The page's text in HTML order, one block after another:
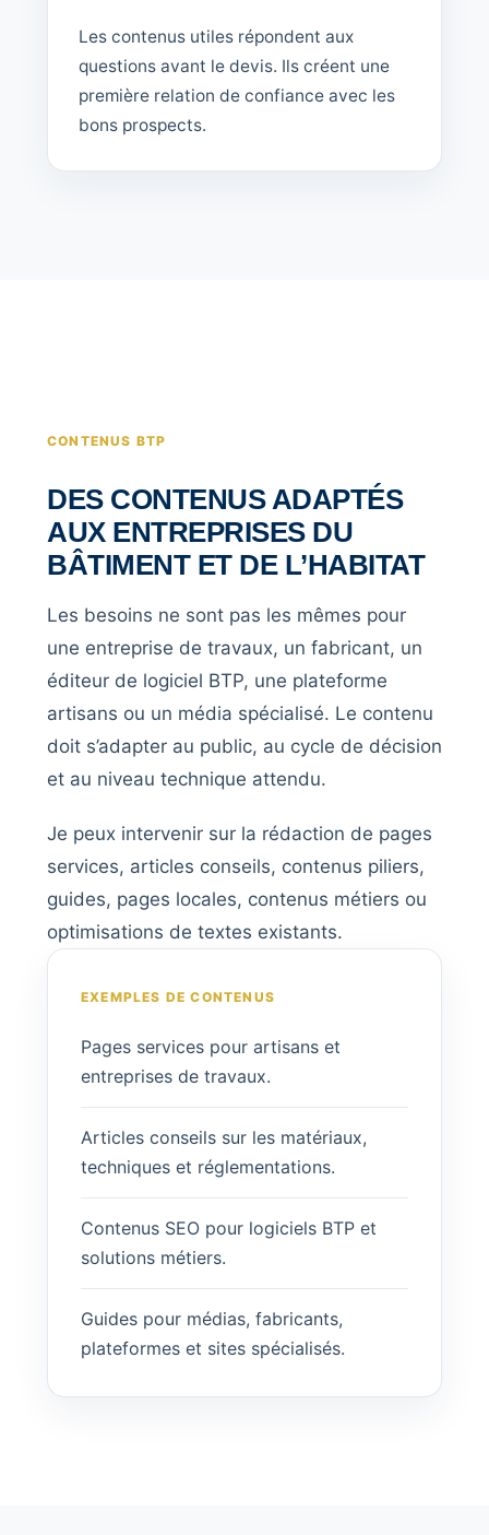
Les contenus utiles répondent aux
questions avant le devis. Ils créent une
première relation de confiance avec les
bons prospects.
CONTENUS BTP
DES CONTENUS ADAPTÉS
AUX ENTREPRISES DU
BÂTIMENT ET DE L’HABITAT
Les besoins ne sont pas les mêmes pour
une entreprise de travaux, un fabricant, un
éditeur de logiciel BTP, une plateforme
artisans ou un média spécialisé. Le contenu
doit s’adapter au public, au cycle de décision
et au niveau technique attendu.
Je peux intervenir sur la rédaction de pages
services, articles conseils, contenus piliers,
guides, pages locales, contenus métiers ou
optimisations de textes existants.
EXEMPLES DE CONTENUS
Pages services pour artisans et
entreprises de travaux.
Articles conseils sur les matériaux,
techniques et réglementations.
Contenus SEO pour logiciels BTP et
solutions métiers.
Guides pour médias, fabricants,
plateformes et sites spécialisés.